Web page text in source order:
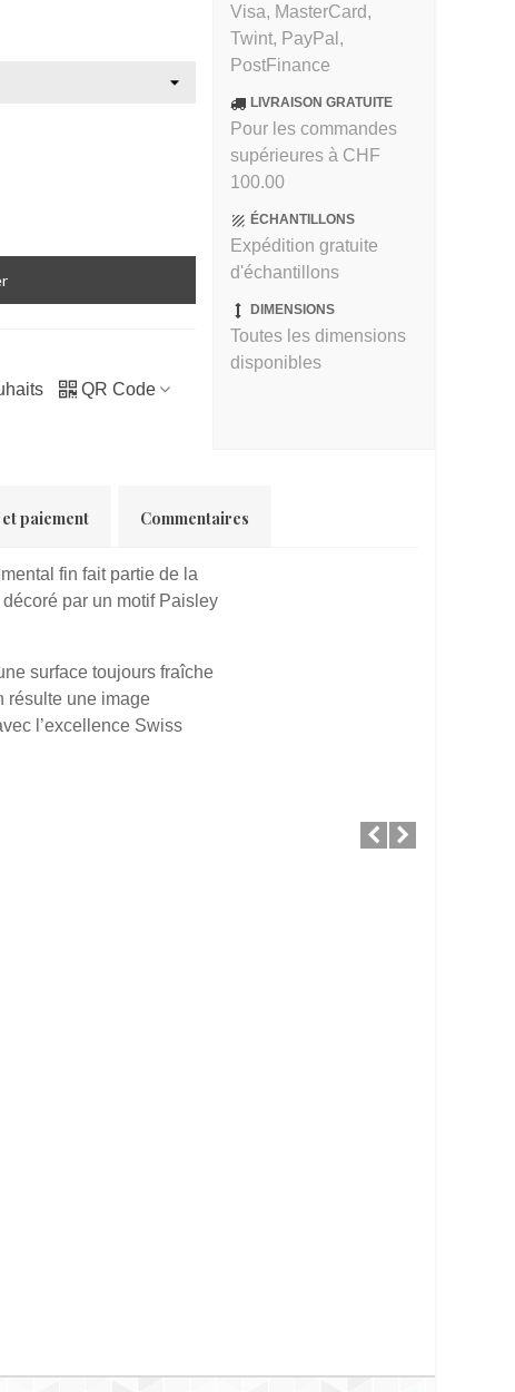
QR Code
Visa, MasterCard,
Twint, PayPal,
PostFinance
LIVRAISON GRATUITE
Pour les commandes
supérieures à CHF
100.00
ÉCHANTILLONS
Expédition gratuite
d'échantillons
DIMENSIONS
Toutes les dimensions
disponibles
paiement Commentaires
fin fait partie de la
par un motif Paisley
surface toujours fraîche
résulte une image
l’excellence Swiss